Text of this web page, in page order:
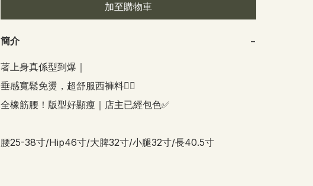
加至購物車
簡介 −
著上身真係型到爆｜
垂感寬鬆免燙，超舒服西褲料👍🏻
全橡筋腰！版型好顯瘦｜店主已經包色✅
腰25-38寸/Hip46寸/大脾32寸/小腿32寸/長40.5寸